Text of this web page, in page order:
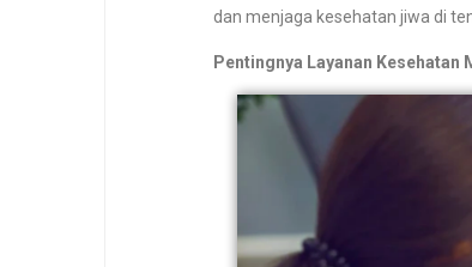
dan menjaga kesehatan jiwa di
Pentingnya Layanan Kesehatan